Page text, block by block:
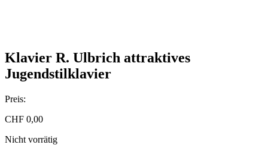
Klavier R. Ulbrich attraktives
Jugendstilklavier
Preis:
CHF 0,00
Nicht vorrätig